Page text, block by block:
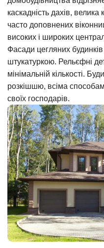
каскадність дахів, велика
часто доповнених
високих і широких
Фасади цегляних
штукатуркою. Рельєфні
мінімальній кількості.
розкішшю, всіма
своїх господарів.